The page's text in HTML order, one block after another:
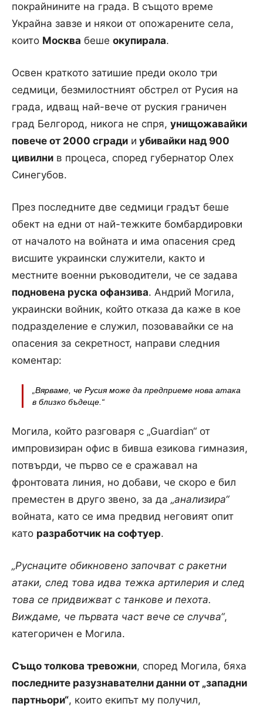
покрайнините на града. В същото време
Украйна завзе и някои от опожарените села,
които Москва беше окупирала.
Освен краткото затишие преди около три
седмици, безмилостният обстрел от Русия на
града, идващ най-вече от руския граничен
град Белгород, никога не спря, унищожавайки
повече от 2000 сгради и убивайки над 900
цивилни в процеса, според губернатор Олех
Синегубов.
През последните две седмици градът беше
обект на едни от най-тежките бомбардировки
от началото на войната и има опасения сред
висшите украински служители, както и
местните военни ръководители, че се задава
подновена руска офанзива. Андрий Могила,
украински войник, който отказа да каже в кое
подразделение е служил, позовавайки се на
опасения за секретност, направи следния
коментар:
„Вярваме, че Русия може да предприеме нова атака
в близко бъдеще.“
Могила, който разговаря с „Guardian“ от
импровизиран офис в бивша езикова гимназия,
потвърди, че първо се е сражавал на
фронтовата линия, но добави, че скоро е бил
преместен в друго звено, за да „анализира“
войната, като се има предвид неговият опит
като разработчик на софтуер.
„Руснаците обикновено започват с ракетни
атаки, след това идва тежка артилерия и след
това се придвижват с танкове и пехота.
Виждаме, че първата част вече се случва“,
категоричен е Могила.
Също толкова тревожни, според Могила, бяха
последните разузнавателни данни от „западни
партньори“, които екипът му получил,